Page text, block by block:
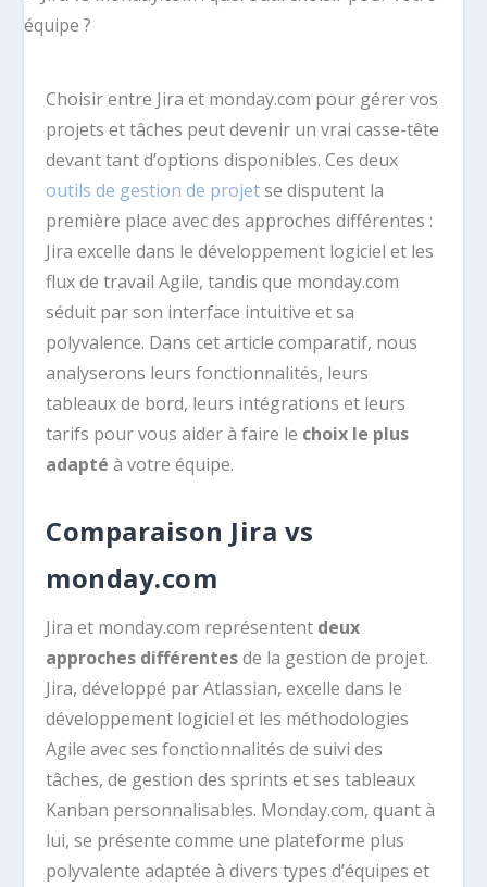
Choisir entre Jira et monday.com pour gérer vos
projets et tâches peut devenir un vrai casse-tête
devant tant d’options disponibles. Ces deux
outils de gestion de projetse disputent la
première place avec des approches différentes :
Jira excelle dans le développement logiciel et les
flux de travail Agile, tandis que monday.com
séduit par son interface intuitive et sa
polyvalence. Dans cet article comparatif, nous
analyserons leurs fonctionnalités, leurs
tableaux de bord, leurs intégrations et leurs
tarifs pour vous aider à faire le choix le plus
adapté à votre équipe.
Comparaison Jira vs
monday.com
Jira et monday.com représentent deux
approches différentesde la gestion de projet.
Jira, développé par Atlassian, excelle dans le
développement logiciel et les méthodologies
Agile avec ses fonctionnalités de suivi des
tâches, de gestion des sprints et ses tableaux
Kanban personnalisables. Monday.com, quant à
lui, se présente comme une plateforme plus
polyvalente adaptée à divers types d’équipes et